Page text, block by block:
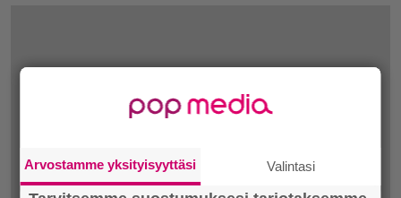
Arvostamme yksityisyyttäsi Valintasi